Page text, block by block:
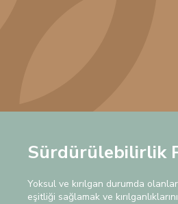
Sürdürülebilirlik
Yoksul ve kırılgan durumda
eşitliği sağlamak ve